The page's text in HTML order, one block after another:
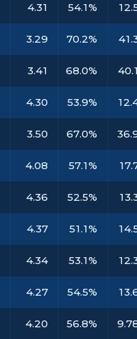
4.31 54.1%
3.29 70.2%
3.41 68.0%
4.30 53.9%
3.50 67.0%
4.08 57.1%
4.36 52.5%
4.37 51.1%
4.34 53.1%
4.27 54.5%
4.20 56.8%